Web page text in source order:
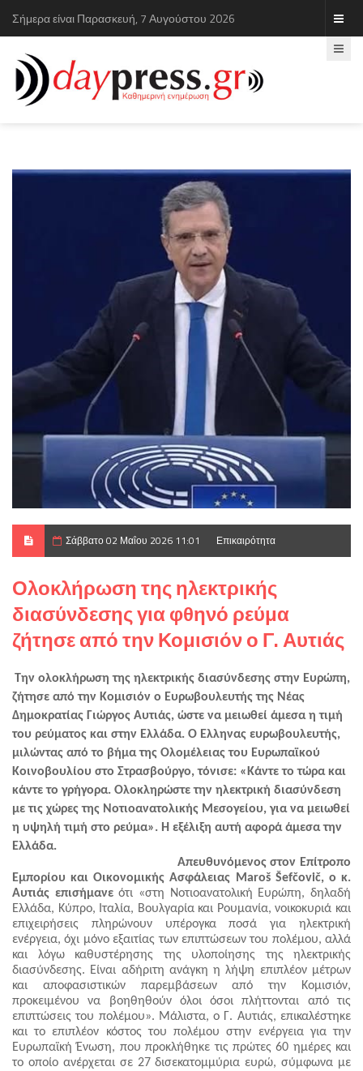
Σήμερα είναι Παρασκευή, 7 Αυγούστου 2026
Σάββατο 02 Μαΐου 2026 11:01 Επικαιρότητα
Ολοκλήρωση της ηλεκτρικής
διασύνδεσης για φθηνό ρεύμα
ζήτησε από την Κομισιόν ο Γ. Αυτιάς
Την ολοκλήρωση της ηλεκτρικής διασύνδεσης στην Ευρώπη,
ζήτησε από την Κομισιόν ο Ευρωβουλευτής της Νέας
Δημοκρατίας Γιώργος Αυτιάς, ώστε να μειωθεί άμεσα η τιμή
του ρεύματος και στην Ελλάδα. Ο Έλληνας ευρωβουλευτής,
μιλώντας από το βήμα της Ολομέλειας του Ευρωπαϊκού
Κοινοβουλίου στο Στρασβούργο, τόνισε: «Κάντε το τώρα και
κάντε το γρήγορα. Ολοκληρώστε την ηλεκτρική διασύνδεση
με τις χώρες της Νοτιοανατολικής Μεσογείου, για να μειωθεί
η υψηλή τιμή στο ρεύμα». Η εξέλιξη αυτή αφορά άμεσα την
Ελλάδα.
Απευθυνόμενος στον Επίτροπο
Εμπορίου και Οικονομικής Ασφάλειας Μaroš Šefčovič, ο κ.
Αυτιάς επισήμανε ότι «στη Νοτιοανατολική Ευρώπη, δηλαδή
Ελλάδα, Κύπρο, Ιταλία, Βουλγαρία και Ρουμανία, νοικοκυριά και
επιχειρήσεις πληρώνουν υπέρογκα ποσά για ηλεκτρική
ενέργεια, όχι μόνο εξαιτίας των επιπτώσεων του πολέμου, αλλά
και λόγω καθυστέρησης της υλοποίησης της ηλεκτρικής
διασύνδεσης. Είναι αδήριτη ανάγκη η λήψη επιπλέον μέτρων
και αποφασιστικών παρεμβάσεων από την Κομισιόν,
προκειμένου να βοηθηθούν όλοι όσοι πλήττονται από τις
επιπτώσεις του πολέμου». Μάλιστα, ο Γ. Αυτιάς, επικαλέστηκε
και το επιπλέον κόστος του πολέμου στην ενέργεια για την
Ευρωπαϊκή Ένωση, που προκλήθηκε τις πρώτες 60 ημέρες και
το οποίο ανέρχεται σε 27 δισεκατομμύρια ευρώ, σύμφωνα με